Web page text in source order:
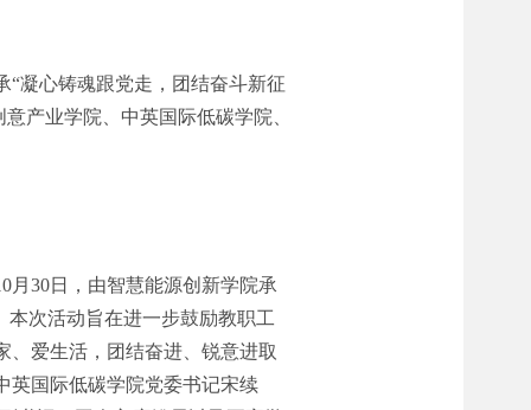
凝心铸魂跟党走，团结奋斗新征
产业学院、中英国际低碳学院、
月30日，由智慧能源创新学院承
本次活动旨在进一步鼓励教职工
、爱生活，团结奋进、锐意进取
英国际低碳学院党委书记宋续